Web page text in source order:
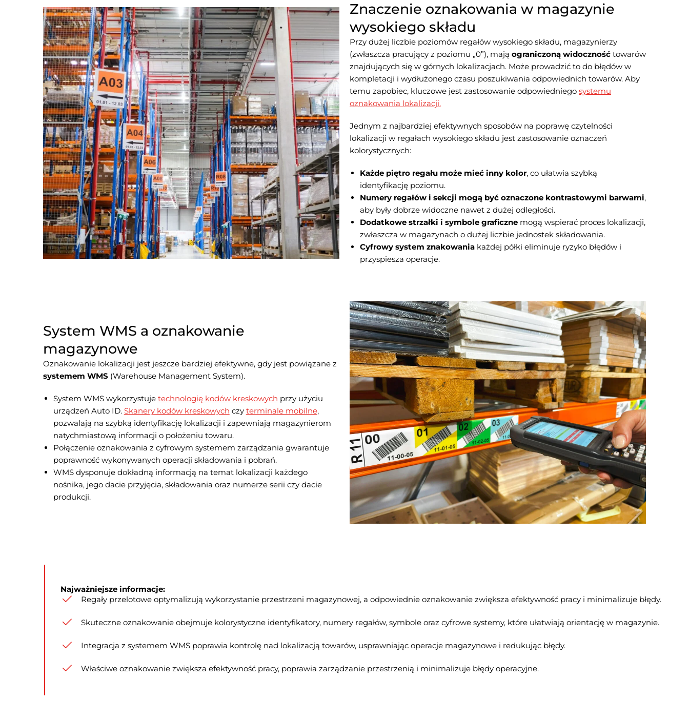
Znaczenie oznakowania w magazynie
wysokiego składu
Przy dużej liczbie poziomów regałów wysokiego składu, magazynierzy
(zwłaszcza pracujący z poziomu „0”), mają ograniczoną widoczność towarów
znajdujących się w górnych lokalizacjach. Może prowadzić to do błędów w
kompletacji i wydłużonego czasu poszukiwania odpowiednich towarów. Aby
temu zapobiec, kluczowe jest zastosowanie odpowiedniego systemu
oznakowania lokalizacji.
Jednym z najbardziej efektywnych sposobów na poprawę czytelności
lokalizacji w regałach wysokiego składu jest zastosowanie oznaczeń
kolorystycznych:
Każde piętro regału może mieć inny kolor, co ułatwia szybką
identyfikację poziomu.
Numery regałów i sekcji mogą być oznaczone kontrastowymi barwami,
aby były dobrze widoczne nawet z dużej odległości.
Dodatkowe strzałki i symbole graficzne mogą wspierać proces lokalizacji,
zwłaszcza w magazynach o dużej liczbie jednostek składowania.
Cyfrowy system znakowania każdej półki eliminuje ryzyko błędów i
przyspiesza operacje.
System WMS a oznakowanie
magazynowe
Oznakowanie lokalizacji jest jeszcze bardziej efektywne, gdy jest powiązane z
systemem WMS (Warehouse Management System).
System WMS wykorzystuje technologię kodów kreskowych przy użyciu
urządzeń Auto ID. Skanery kodów kreskowych czy terminale mobilne,
pozwalają na szybką identyfikację lokalizacji i zapewniają magazynierom
natychmiastową informacji o położeniu towaru.
Połączenie oznakowania z cyfrowym systemem zarządzania gwarantuje
poprawność wykonywanych operacji składowania i pobrań.
WMS dysponuje dokładną informacją na temat lokalizacji każdego
nośnika, jego dacie przyjęcia, składowania oraz numerze serii czy dacie
produkcji.
Najważniejsze informacje:
Regały przelotowe optymalizują wykorzystanie przestrzeni magazynowej, a odpowiednie oznakowanie zwiększa efektywność pracy i minimalizuje błędy.
Skuteczne oznakowanie obejmuje kolorystyczne identyfikatory, numery regałów, symbole oraz cyfrowe systemy, które ułatwiają orientację w magazynie.
Integracja z systemem WMS poprawia kontrolę nad lokalizacją towarów, usprawniając operacje magazynowe i redukując błędy.
Właściwe oznakowanie zwiększa efektywność pracy, poprawia zarządzanie przestrzenią i minimalizuje błędy operacyjne.